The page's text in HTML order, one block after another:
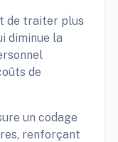
de traiter plus
diminue la
de
un codage
renforçant